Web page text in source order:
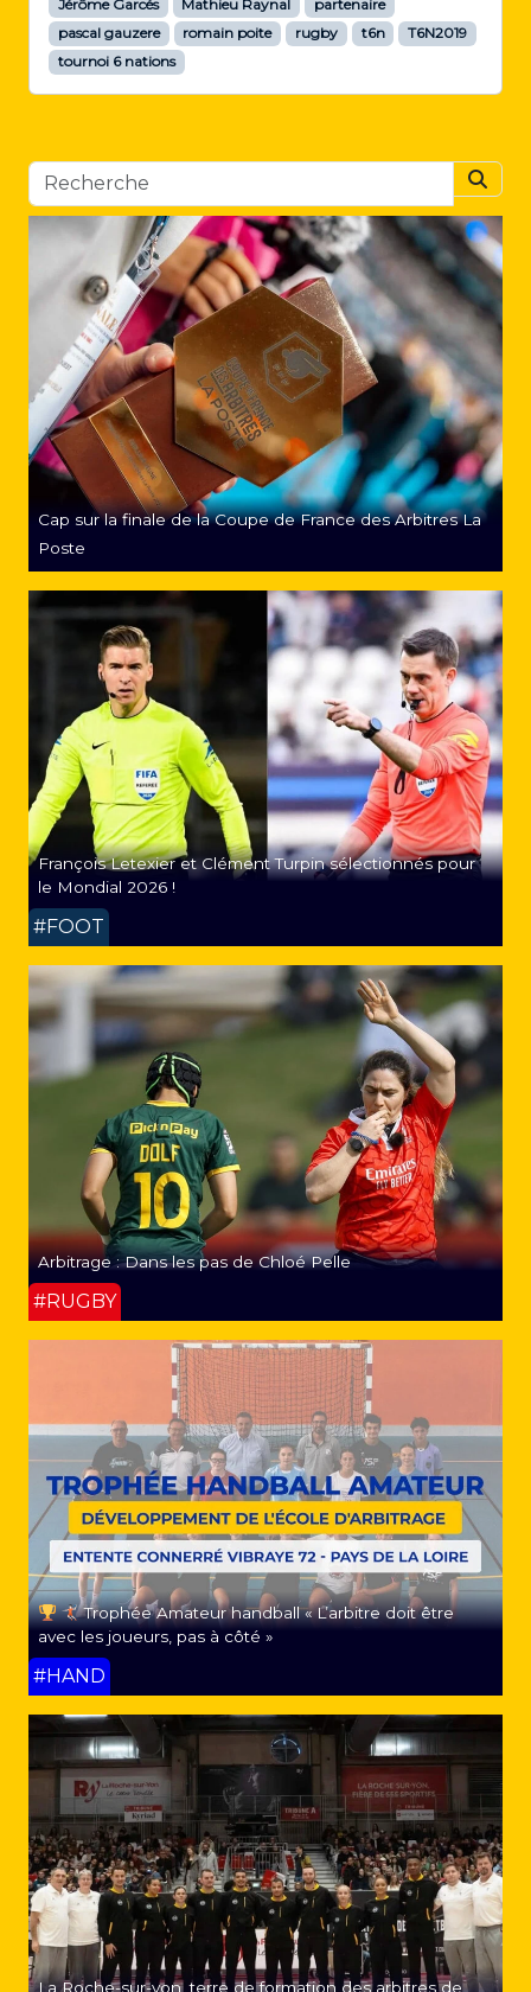
Jérôme Garcés
Mathieu Raynal
partenaire
pascal gauzere
romain poite rugby t6n
T6N2019
tournoi 6 nations
Cap sur la finale de la Coupe de France des Arbitres La
Poste
François Letexier et Clément Turpin sélectionnés pour
le Mondial 2026 !
#FOOT
Arbitrage : Dans les pas de Chloé Pelle
#RUGBY
Trophée Amateur handball « L’arbitre doit être
avec les joueurs, pas à côté »
#HAND
La Roche-sur-yon, terre de formation des arbitres de